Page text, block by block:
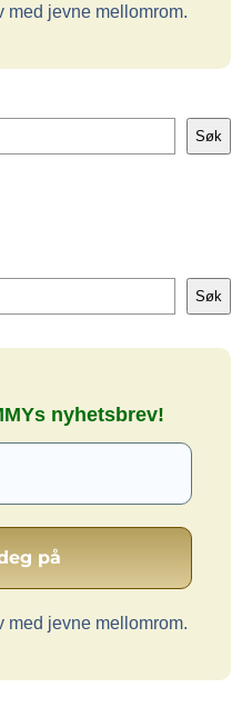
med jevne mellomrom.
Søk
Søk
nyhetsbrev!
med jevne mellomrom.